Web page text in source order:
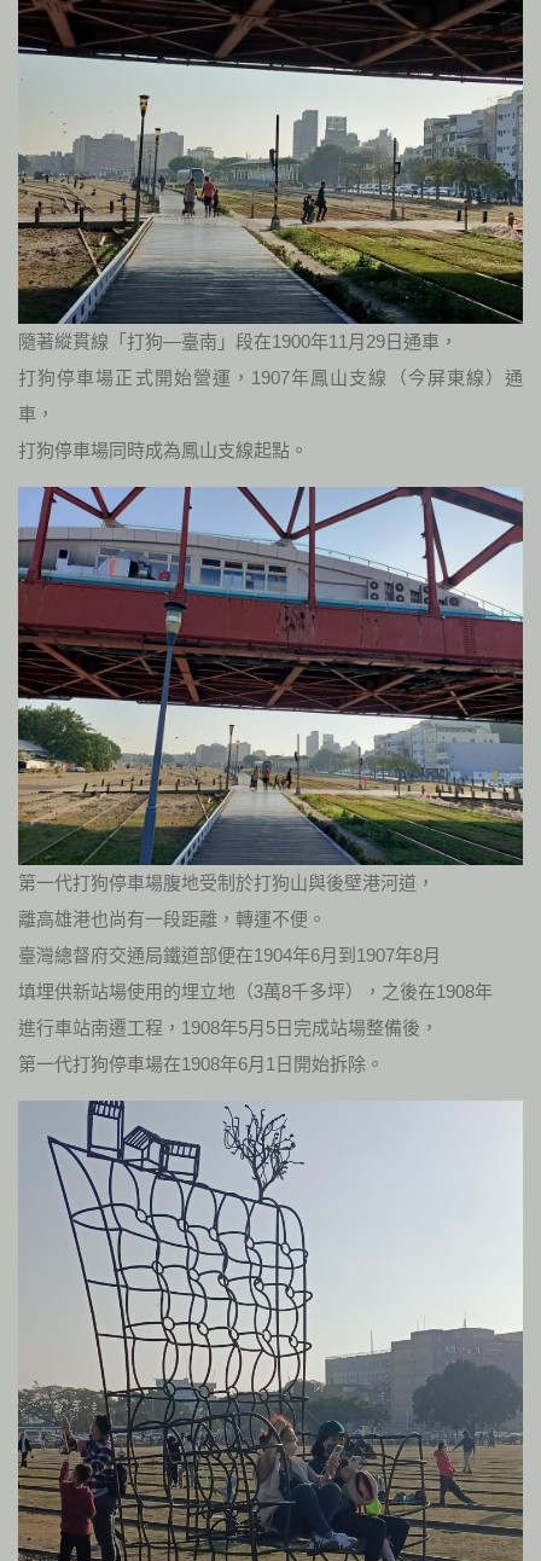
隨著縱貫線「打狗—臺南」段在1900年11月29日通車，
打狗停車場正式開始營運，1907年鳳山支線（今屏東線）通
車，
打狗停車場同時成為鳳山支線起點。
第一代打狗停車場腹地受制於打狗山與後壁港河道，
離高雄港也尚有一段距離，轉運不便。
臺灣總督府交通局鐵道部便在1904年6月到1907年8月
填埋供新站場使用的埋立地（3萬8千多坪），之後在1908年
進行車站南遷工程，1908年5月5日完成站場整備後，
第一代打狗停車場在1908年6月1日開始拆除。